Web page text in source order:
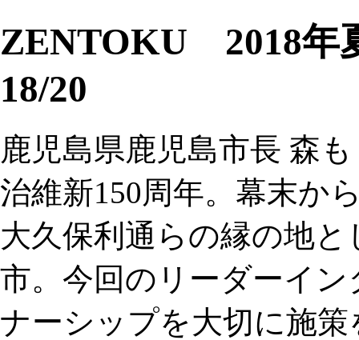
ZENTOKU 2018年
18/20
鹿児島県鹿児島市長 森
治維新150周年。幕末か
大久保利通らの縁の地
市。今回のリーダーイ
ナーシップを大切に施